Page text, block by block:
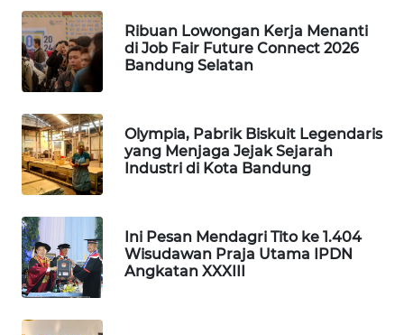
Ribuan Lowongan Kerja Menanti
di Job Fair Future Connect 2026
Bandung Selatan
Olympia, Pabrik Biskuit Legendaris
yang Menjaga Jejak Sejarah
Industri di Kota Bandung
Ini Pesan Mendagri Tito ke 1.404
Wisudawan Praja Utama IPDN
Angkatan XXXIII
SIBARAGAS
NEWS
METRO
SIANTAR
NEWS
METRO
MEDAN
METRO
JAKARTA
NEWS